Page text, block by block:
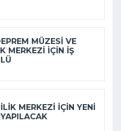
MÜZESI VE
MERKEZI IÇIN IŞ
MERKEZI IÇIN YENI